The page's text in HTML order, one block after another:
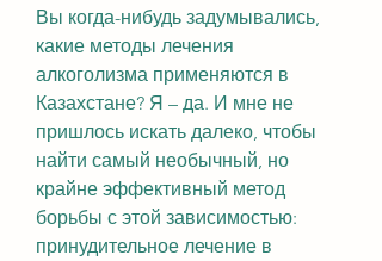
Вы когда-нибудь задумывались,
какие методы лечения
алкоголизма применяются в
Казахстане? Я – да. И мне не
пришлось искать далеко, чтобы
найти самый необычный, но
крайне эффективный метод
борьбы с этой зависимостью:
принудительное лечение в